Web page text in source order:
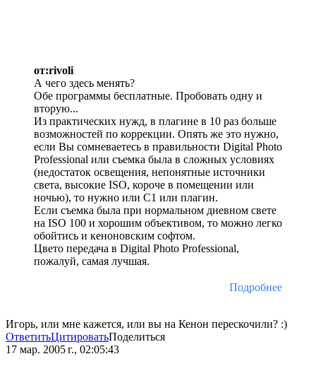
от:rivoli
А чего здесь менять?
Обе программы бесплатные. Пробовать одну и
вторую...
Из практических нужд, в плагине в 10 раз больше
возможностей по коррекции. Опять же это нужно,
если Вы сомневаетесь в правильности Digital Photo
Professional или съемка была в сложных условиях
(недостаток освещения, непонятные источники
света, высокие ISO, короче в помещении или
ночью), то нужно или С1 или плагин.
Если съемка была при нормальном дневном свете
на ISO 100 и хорошим объективом, то можно легко
обойтись и кеноновским софтом.
Цвето передача в Digital Photo Professional,
пожалуй, самая лучшая.
Подробнее
Игорь, или мне кажется, или вы на Кенон перескочили? :)
ОтветитьЦитироватьПоделиться
17 мар. 2005 г., 02:05:43